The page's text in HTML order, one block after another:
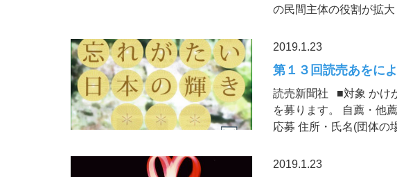
の民間主体の役割が拡
2019.1.23
第１３回読売あをに
読売新聞社 ■対象 かけ
を募ります。 自薦・他
応募 住所・氏名(団体の
2019.1.23